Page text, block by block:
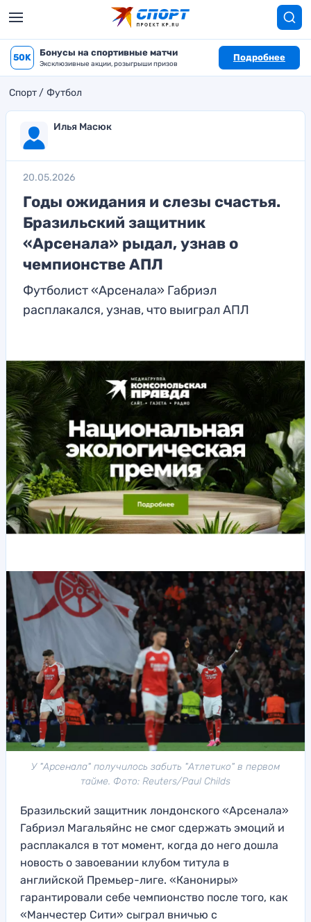
50K Бонусы на спортивные матчи
Эксклюзивные акции, розыгрыши призов
Подробнее
Спорт Футбол
Илья Масюк
20.05.2026
Годы ожидания и слезы счастья.
Бразильский защитник
«Арсенала» рыдал, узнав о
чемпионстве АПЛ
Футболист «Арсенала» Габриэл
расплакался, узнав, что выиграл АПЛ
У "Арсенала" получилось забить "Атлетико" в первом
тайме. Фото: Reuters/Paul Childs
Бразильский защитник лондонского «Арсенала»
Габриэл Магальяйнс не смог сдержать эмоций и
расплакался в тот момент, когда до него дошла
новость о завоевании клубом титула в
английской Премьер-лиге. «Канониры»
гарантировали себе чемпионство после того, как
«Манчестер Сити» сыграл вничью с